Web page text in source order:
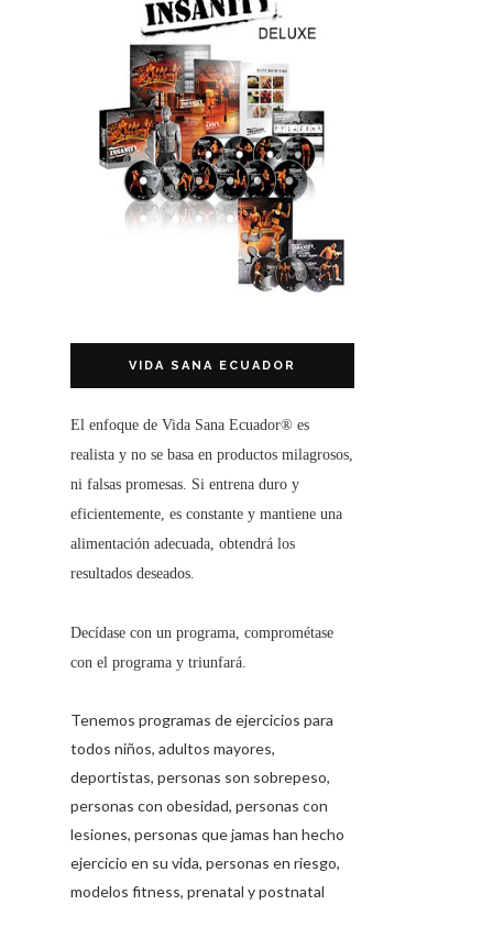
VIDA SANA ECUADOR
El enfoque de Vida Sana Ecuador® es
realista y no se basa en productos milagrosos,
ni falsas promesas. Si entrena duro y
eficientemente, es constante y mantiene una
alimentación adecuada, obtendrá los
resultados deseados.
Decídase con un programa, comprométase
con el programa y triunfará.
Tenemos programas de ejercicios para
todos niños, adultos mayores,
deportistas, personas son sobrepeso,
personas con obesidad, personas con
lesiones, personas que jamas han hecho
ejercicio en su vida, personas en riesgo,
modelos fitness, prenatal y postnatal